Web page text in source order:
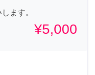
ます。
¥5,000